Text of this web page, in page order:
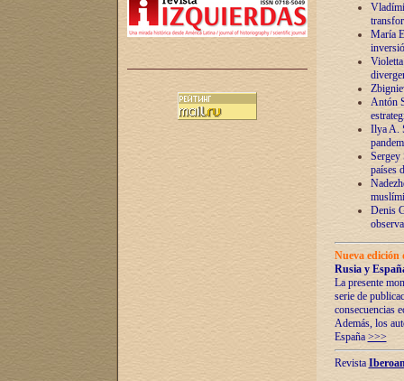
María
Antón
Ilya A.
Sergey
países
Denis
Nueva
Rusia y
La presente
serie de
consecuencias
Además, los
España >>>
Revista